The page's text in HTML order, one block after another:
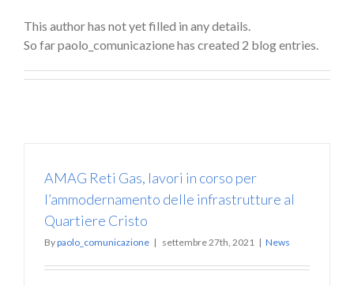
This author has not yet filled in any details.
So far paolo_comunicazione has created 2 blog entries.
AMAG Reti Gas, lavori in corso per
l’ammodernamento delle infrastrutture al
Quartiere Cristo
Bypaolo_comunicazione | settembre 27th, 2021 | News